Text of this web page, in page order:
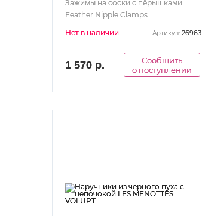
Зажимы на соски с пёрышками
Feather Nipple Clamps
Нет в наличии
Артикул: 26963
1 570 р.
Сообщить
о поступлении